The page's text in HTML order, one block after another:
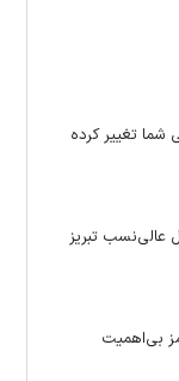
تغییر کرده
تبریز
بی‌اهمیت